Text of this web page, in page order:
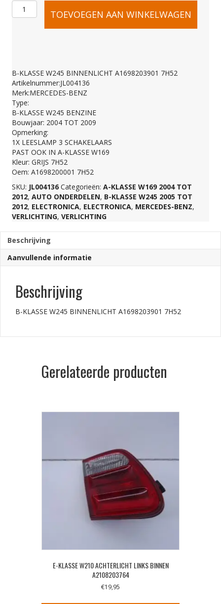
B-
W245
BINNENLICHT
A1698203901
7H52
aantal
TOEVOEGEN AAN WINKELWAGEN
B-KLASSE W245 BINNENLICHT A1698203901 7H52
Artikelnummer:JL004136
Merk:MERCEDES-BENZ
Type:
B-KLASSE W245 BENZINE
Bouwjaar: 2004 TOT 2009
Opmerking:
1X LEESLAMP 3 SCHAKELAARS
PAST OOK IN A-KLASSE W169
Kleur: GRIJS 7H52
Oem: A1698200001 7H52
SKU: JL004136 Categorieën: A-KLASSE W169 2004 TOT
2012, AUTO ONDERDELEN, B-KLASSE W245 2005 TOT
2012, ELECTRONICA, ELECTRONICA, MERCEDES-BENZ,
VERLICHTING, VERLICHTING
Beschrijving
Aanvullende informatie
Beschrijving
B-KLASSE W245 BINNENLICHT A1698203901 7H52
Gerelateerde producten
E-KLASSE W210 ACHTERLICHT LINKS BINNEN
A2108203764
€19,95